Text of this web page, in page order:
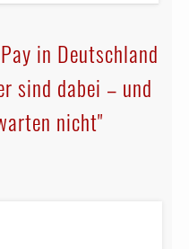
in Deutschland
sind dabei – und
nicht"